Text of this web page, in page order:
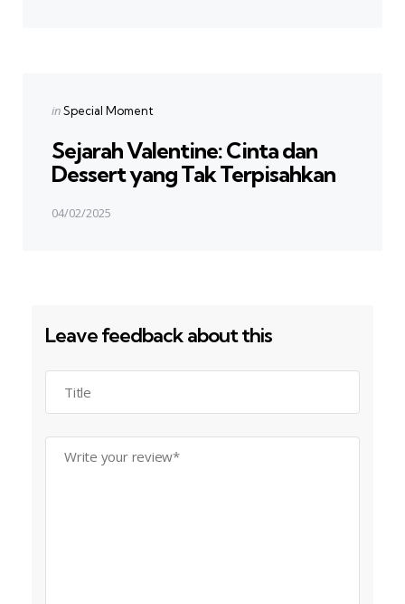
Posted
inSpecial Moment
Sejarah Valentine: Cinta dan
Dessert yang Tak Terpisahkan
04/02/2025
Leave feedback about this